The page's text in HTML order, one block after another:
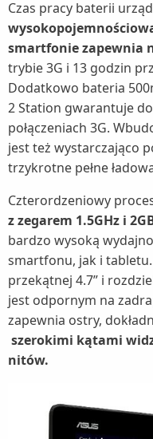
Czas pracy baterii
smartfonie zapewnia
trybie 3G i 13 godzin
Dodatkowo bateria
2 Station gwarantuje
połączeniach 3G.
jest też wystarczająco
trzykrotne pełne
Czterordzeniowy
z zegarem 1.5GHz i
bardzo wysoką
smartfonu, jak i
przekątnej 4.7” i
jest odpornym na
zapewnia ostry,
szerokimi kątami
nitów.